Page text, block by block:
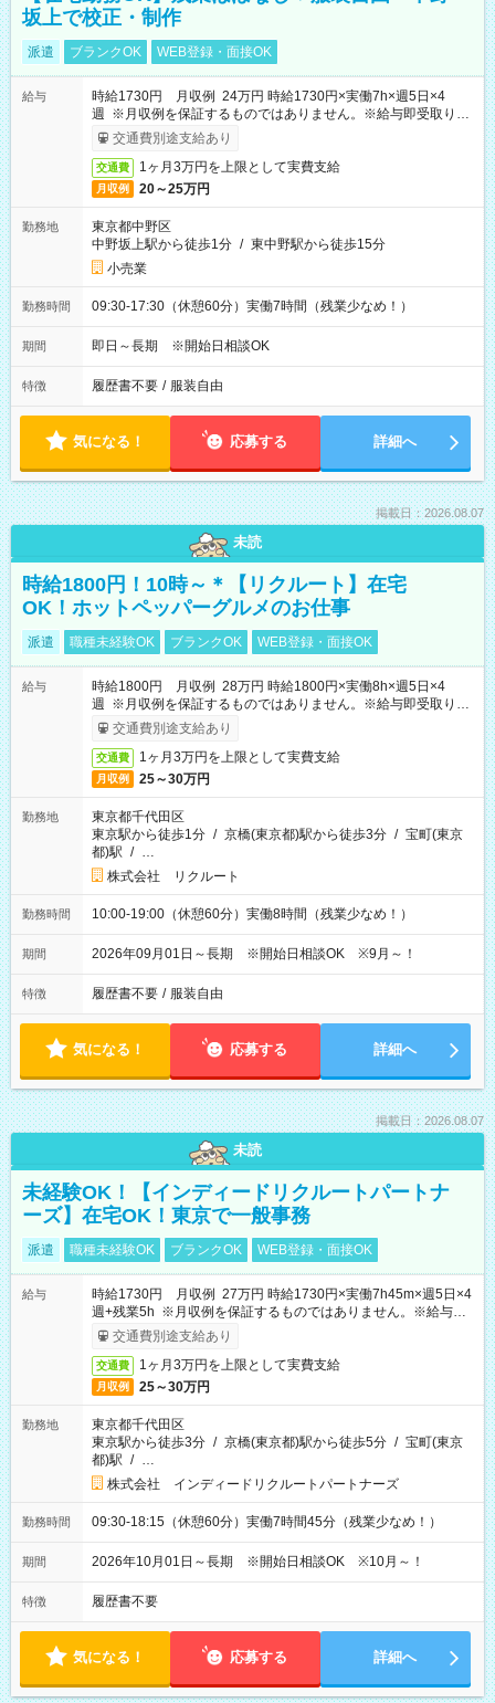
坂上で校正・制作
派遣 ブランクOK WEB登録・面接OK
給与
時給1730円 月収例 24万円 時給1730円×実働7h×週5日×4
週 ※月収例を保証するものではありません。※給与即受取りサ
ービス利用可（利用条件有）
交通費別途支給あり
交通費 1ヶ月3万円を上限として実費支給
月収例 20～25万円
勤務地
東京都中野区
中野坂上駅から徒歩1分 / 東中野駅から徒歩15分
小売業
勤務時間 09:30-17:30（休憩60分）実働7時間（残業少なめ！）
期間 即日～長期 ※開始日相談OK
特徴 履歴書不要 / 服装自由
気になる！ 応募する 詳細へ
掲載日：2026.08.07
未読
時給1800円！10時～＊【リクルート】在宅
OK！ホットペッパーグルメのお仕事
派遣 職種未経験OK ブランクOK WEB登録・面接OK
給与
時給1800円 月収例 28万円 時給1800円×実働8h×週5日×4
週 ※月収例を保証するものではありません。※給与即受取りサ
ービス利用可（利用条件有）
交通費別途支給あり
交通費 1ヶ月3万円を上限として実費支給
月収例 25～30万円
勤務地
東京都千代田区
東京駅から徒歩1分 / 京橋(東京都)駅から徒歩3分 / 宝町(東京
都)駅 / …
株式会社 リクルート
勤務時間 10:00-19:00（休憩60分）実働8時間（残業少なめ！）
期間 2026年09月01日～長期 ※開始日相談OK ※9月～！
特徴 履歴書不要 / 服装自由
気になる！ 応募する 詳細へ
掲載日：2026.08.07
未読
未経験OK！【インディードリクルートパートナ
ーズ】在宅OK！東京で一般事務
派遣 職種未経験OK ブランクOK WEB登録・面接OK
給与
時給1730円 月収例 27万円 時給1730円×実働7h45m×週5日×4
週+残業5h ※月収例を保証するものではありません。※給与即
受取りサービス利用可（利用条件有）
交通費別途支給あり
交通費 1ヶ月3万円を上限として実費支給
月収例 25～30万円
勤務地
東京都千代田区
東京駅から徒歩3分 / 京橋(東京都)駅から徒歩5分 / 宝町(東京
都)駅 / …
株式会社 インディードリクルートパートナーズ
勤務時間 09:30-18:15（休憩60分）実働7時間45分（残業少なめ！）
期間 2026年10月01日～長期 ※開始日相談OK ※10月～！
特徴 履歴書不要
気になる！ 応募する 詳細へ